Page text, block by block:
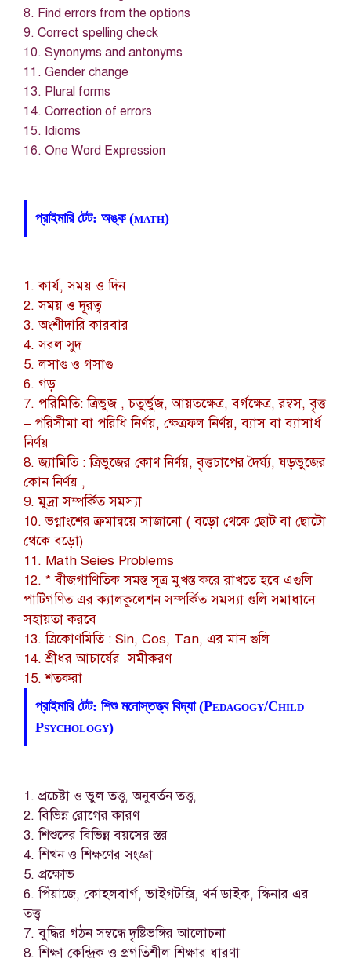
8. Find errors from the options
9. Correct spelling check
10. Synonyms and antonyms
11. Gender change
13. Plural forms
14. Correction of errors
15. Idioms
16. One Word Expression
প্রাইমারি টেট: অঙ্ক (math)
1. কার্য, সময় ও দিন
2. সময় ও দূরত্ব
3. অংশীদারি কারবার
4. সরল সুদ
5. লসাগু ও গসাগু
6. গড়
7. পরিমিতি: ত্রিভুজ , চতুর্ভুজ, আয়তক্ষেত্র, বর্গক্ষেত্র, রম্বস, বৃত্ত
– পরিসীমা বা পরিধি নির্ণয়, ক্ষেত্রফল নির্ণয়, ব্যাস বা ব্যাসার্ধ
নির্ণয়
8. জ্যামিতি : ত্রিভুজের কোণ নির্ণয়, বৃত্তচাপের দৈর্ঘ্য, ষড়ভুজের
কোন নির্ণয় ,
9. মুদ্রা সম্পর্কিত সমস্যা
10. ভগ্নাংশের ক্রমান্বয়ে সাজানো ( বড়ো থেকে ছোট বা ছোটো
থেকে বড়ো)
11. Math Seies Problems
12. * বীজগাণিতিক সমস্ত সূত্র মুখস্ত করে রাখতে হবে এগুলি
পাটিগণিত এর ক্যালকুলেশন সম্পর্কিত সমস্যা গুলি সমাধানে
সহায়তা করবে
13. ত্রিকোণমিতি : Sin, Cos, Tan, এর মান গুলি
14. শ্রীধর আচার্যের সমীকরণ
15. শতকরা
প্রাইমারি টেট: শিশু মনোস্তত্ত্ব বিদ্যা (Pedagogy/Child
Psychology)
1. প্রচেষ্টা ও ভুল তত্ত্ব, অনুবর্তন তত্ত্ব,
2. বিভিন্ন রোগের কারণ
3. শিশুদের বিভিন্ন বয়সের স্তর
4. শিখন ও শিক্ষণের সংজ্ঞা
5. প্রক্ষোভ
6. পিঁয়াজে, কোহলবার্গ, ভাইগটক্সি, থর্ন ডাইক, স্কিনার এর
তত্ত্ব
7. বুদ্ধির গঠন সম্বন্ধে দৃষ্টিভঙ্গির আলোচনা
8. শিক্ষা কেন্দ্রিক ও প্রগতিশীল শিক্ষার ধারণা